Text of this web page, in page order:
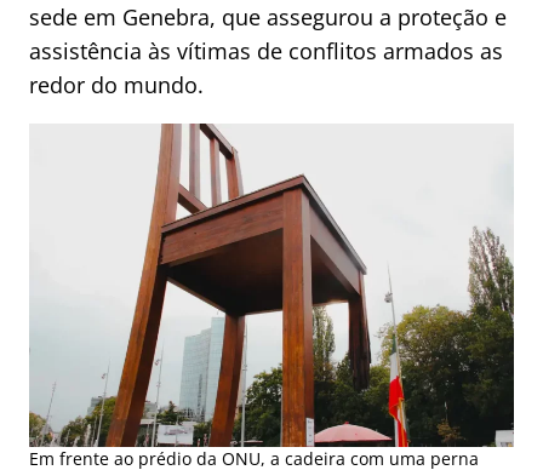
sede em Genebra, que assegurou a proteção e
assistência às vítimas de conflitos armados as
redor do mundo.
Em frente ao prédio da ONU, a cadeira com uma perna